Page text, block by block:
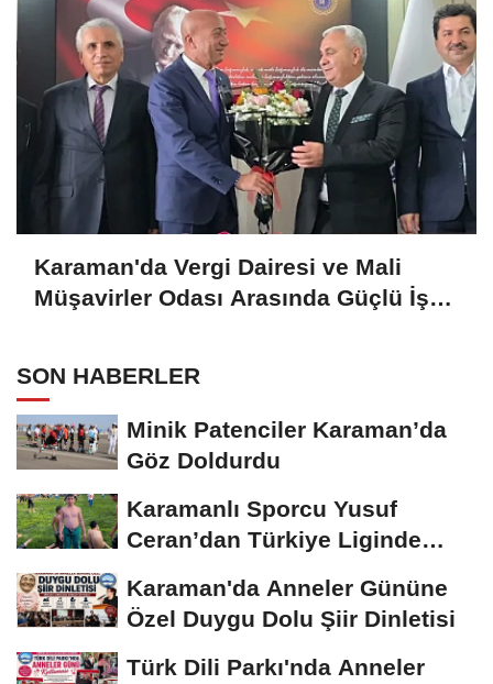
Karaman'da Vergi Dairesi ve Mali
Müşavirler Odası Arasında Güçlü İş
SON HABERLER
Minik Patenciler Karaman’da
Göz Doldurdu
Karamanlı Sporcu Yusuf
Ceran’dan Türkiye Liginde
Karaman'da Anneler Gününe
Özel Duygu Dolu Şiir Dinletisi
Türk Dili Parkı'nda Anneler